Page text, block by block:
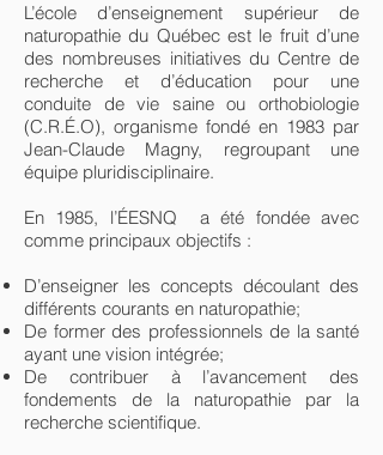
L’école d’enseignement supérieur de
naturopathie du Québec est le fruit d’une
des nombreuses initiatives du Centre de
recherche et d’éducation pour une
conduite de vie saine ou orthobiologie
(C.R.É.O), organisme fondé en 1983 par
Jean-Claude Magny, regroupant une
équipe pluridisciplinaire.
En 1985, l’ÉESNQ a été fondée avec
comme principaux objectifs :
D’enseigner les concepts découlant des
différents courants en naturopathie;
De former des professionnels de la santé
ayant une vision intégrée;
De contribuer à l’avancement des
fondements de la naturopathie par la
recherche scientifique.